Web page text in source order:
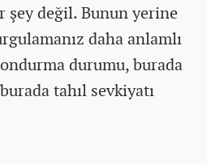
şey değil. Bunun yerine
daha anlamlı
durumu, burada
tahıl sevkiyatı